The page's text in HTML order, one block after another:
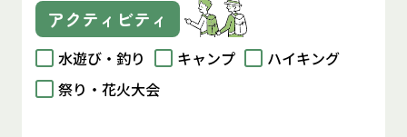
アクティビティ
水遊び・釣り キャンプ
ハイキング
祭り・花火大会